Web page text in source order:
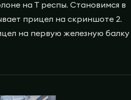
на Т респы. Становимся в
прицел на скриншоте 2.
на первую железную балку